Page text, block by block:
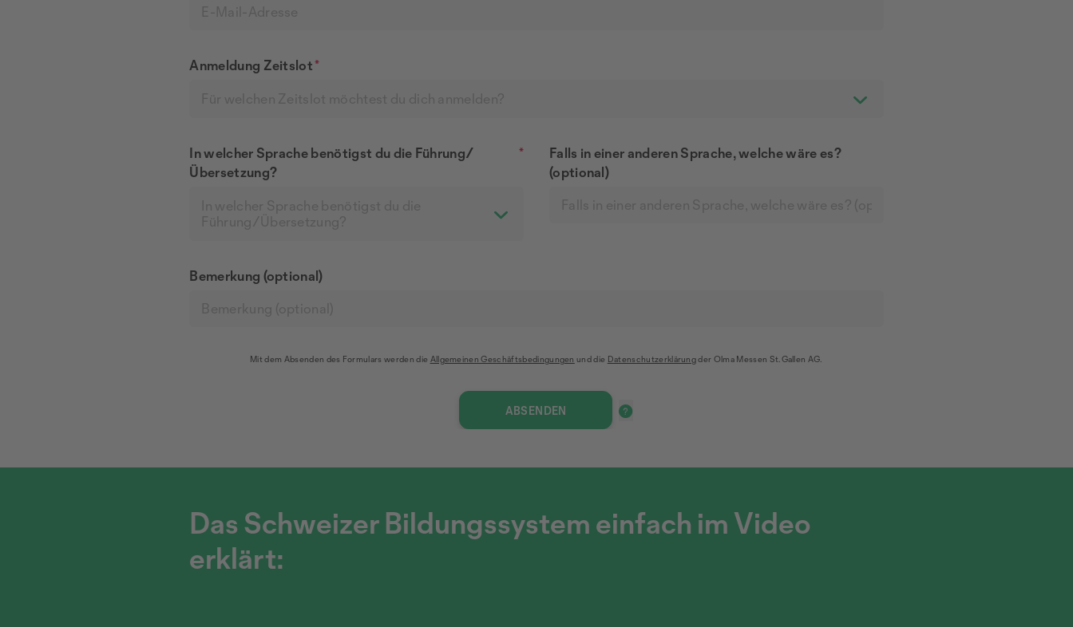
Anmeldung Zeitslot*
In welcher Sprache benötigst du die Führung/
Übersetzung?
*
Falls in einer anderen Sprache, welche wäre es?
(optional)
Bemerkung (optional)
Mit dem Absenden des Formulars werden die Allgemeinen Geschäftsbedingungen und die Datenschutzerklärungder Olma Messen St.Gallen AG.
Das Schweizer Bildungssystem einfach im Video
erklärt: